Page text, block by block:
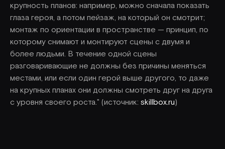
крупность планов: например, можно сначала показать
глаза героя, а потом пейзаж, на который он смотрит;
монтаж по ориентации в пространстве — принцип, по
которому снимают и монтируют сцены с двумя и
более людьми. В течение одной сцены
разговаривающие не должны без причины меняться
местами, или если один герой выше другого, то даже
на крупных планах они должны смотреть друг на друга
с уровня своего роста." (источник: skillbox.ru)